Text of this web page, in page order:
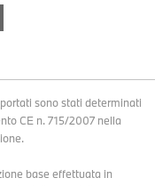
sono stati determinati
CE n. 715/2007 nella
base effettuata in